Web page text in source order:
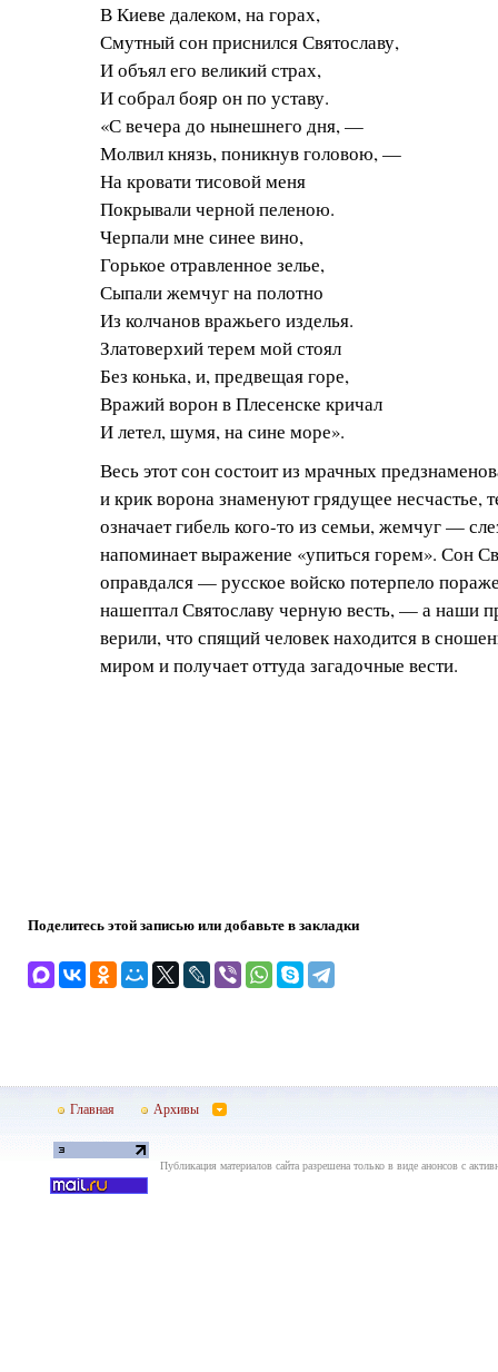
В Киеве далеком, на горах,
Смутный сон приснился Святославу,
И объял его великий страх,
И собрал бояр он по уставу.
«С вечера до нынешнего дня, —
Молвил князь, поникнув головою, —
На кровати тисовой меня
Покрывали черной пеленою.
Черпали мне синее вино,
Горькое отравленное зелье,
Сыпали жемчуг на полотно
Из колчанов вражьего изделья.
Златоверхий терем мой стоял
Без конька, и, предвещая горе,
Вражий ворон в Плесенске кричал
И летел, шумя, на сине море».
Весь этот сон состоит из мрачных
и крик ворона знаменуют грядущее несчастье,
означает гибель кого-то из семьи, жемчуг —
напоминает выражение «упиться горем». Сон
оправдался — русское войско потерпело
нашептал Святославу черную весть, — а наши
верили, что спящий человек находится в
миром и получает оттуда загадочные вести.
Поделитесь этой записью или добавьте в закладки
Главная Архивы
Публикация материалов сайта разрешена только в виде анонсов с